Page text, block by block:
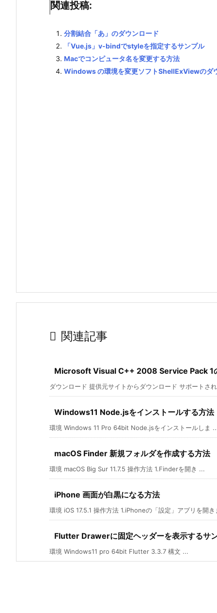
関連投稿:
分割結合「あ」のダウンロード
「Vue.js」v-bindでstyleを指定するサンプル
Macでコンピュータ名を変更する方法
Windows の環境を変更ソフトShellExViewのダ
 関連記事
Microsoft Visual C++ 2008 Service Pack 1
ダウンロード 提供元サイトからダウンロード サポートさ
Windows11 Node.jsをインストールする方法
環境 Windows 11 Pro 64bit Node.jsをインストールしま
macOS Finder 新規フォルダを作成する方法
環境 macOS Big Sur 11.7.5 操作方法 1.Finderを開き ...
iPhone 画面が白黒になる方法
環境 iOS 17.5.1 操作方法 1.iPhoneの「設定」アプリを開き
Flutter Drawerに固定ヘッダーを表示するサ
環境 Windows11 pro 64bit Flutter 3.3.7 構文 ...